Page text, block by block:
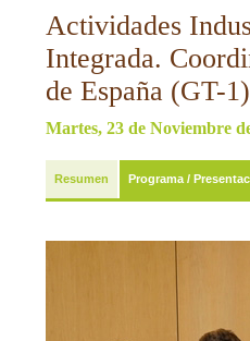
Actividades
Integrada.
de España (GT-1)
Martes, 23 de Noviembre
Resumen Programa /